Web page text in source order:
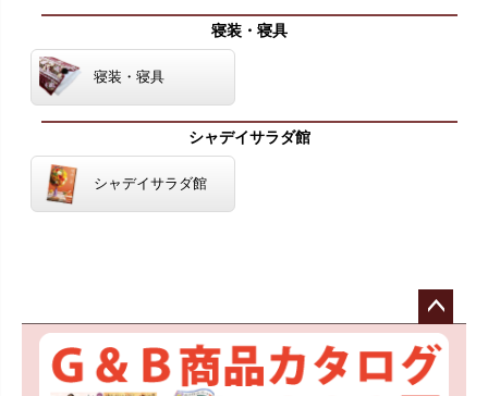
寝装・寝具
寝装・寝具
シャデイサラダ館
シャデイサラダ館
ペー
ジト
ップ